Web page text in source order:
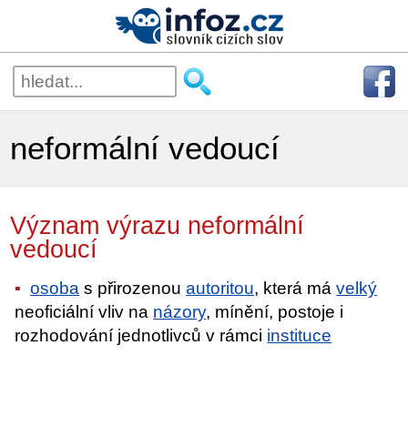
neformální vedoucí
Význam výrazu neformální
vedoucí
osoba s přirozenouautoritou, která mávelký
neoficiální vliv na názory, mínění, postoje i
rozhodování jednotlivců v rámci instituce